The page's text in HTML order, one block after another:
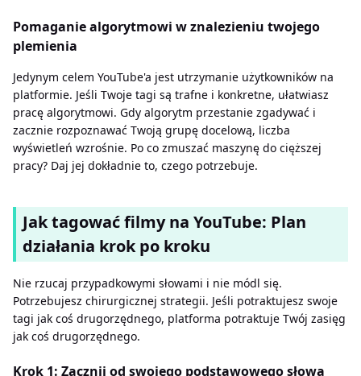
Pomaganie algorytmowi w znalezieniu twojego
plemienia
Jedynym celem YouTube'a jest utrzymanie użytkowników na
platformie. Jeśli Twoje tagi są trafne i konkretne, ułatwiasz
pracę algorytmowi. Gdy algorytm przestanie zgadywać i
zacznie rozpoznawać Twoją grupę docelową, liczba
wyświetleń wzrośnie. Po co zmuszać maszynę do cięższej
pracy? Daj jej dokładnie to, czego potrzebuje.
Jak tagować filmy na YouTube: Plan
działania krok po kroku
Nie rzucaj przypadkowymi słowami i nie módl się.
Potrzebujesz chirurgicznej strategii. Jeśli potraktujesz swoje
tagi jak coś drugorzędnego, platforma potraktuje Twój zasięg
jak coś drugorzędnego.
Krok 1: Zacznij od swojego podstawowego słowa